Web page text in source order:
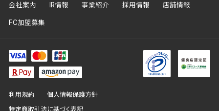
会社案内 IR情報 事業紹介 採用情報 店舗情報
FC加盟募集
利用規約 個人情報保護方針
特定商取引法に基づく表記